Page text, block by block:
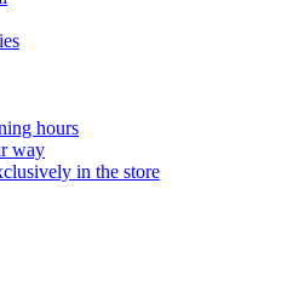
hours
way
in the store